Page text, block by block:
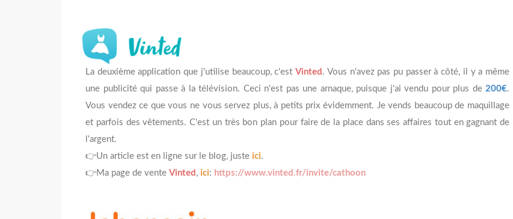
La deuxième application que j'utilise beaucoup, c'estVinted . Vous n'avez pas pu passer à côté, il y a même
une publicité qui passe à la télévision. Ceci n'est pas une arnaque, puisque j'ai vendu pour plus de 200€.
Vous vendez ce que vous ne vous servez plus, à petits prix évidemment. Je vends beaucoup de maquillage
et parfois des vêtements. C'est un très bon plan pour faire de la place dans ses affaires tout en gagnant de
l'argent.
👉Un article est en ligne sur le blog, juste ici.
👉Ma page de vente Vinted , ici: https://www.vinted.fr/invite/cathoon